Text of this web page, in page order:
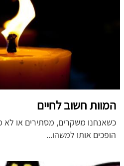
המוות חשוב לחיים
כשאנחנו משקרים, מסתירים או לא
הופכים אותו למשהו...